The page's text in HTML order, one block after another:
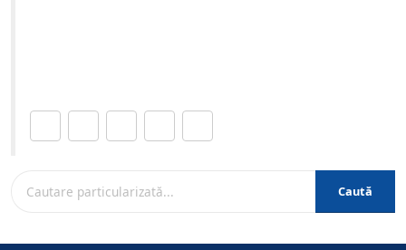
Caută